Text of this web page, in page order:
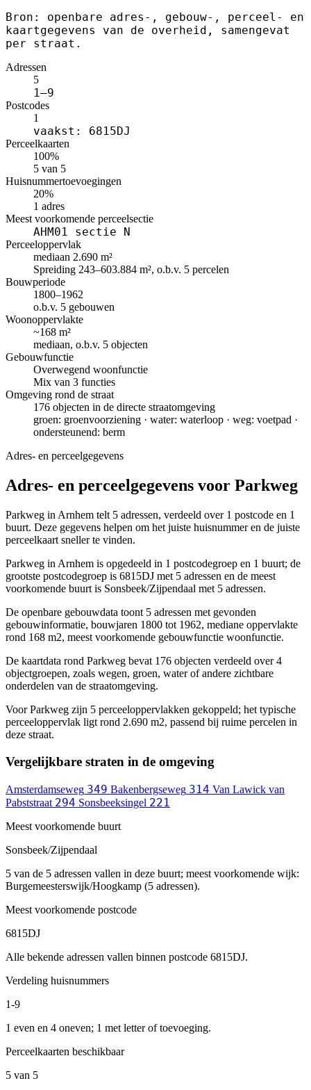
Bron: openbare adres-, gebouw-, perceel- en
kaartgegevens van de overheid, samengevat
per straat.
Adressen
5
1–9
Postcodes
1
vaakst: 6815DJ
Perceelkaarten
100%
5 van 5
Huisnummertoevoegingen
20%
1 adres
Meest voorkomende perceelsectie
AHM01 sectie N
Perceeloppervlak
mediaan 2.690 m²
Spreiding 243–603.884 m², o.b.v. 5 percelen
Bouwperiode
1800–1962
o.b.v. 5 gebouwen
Woonoppervlakte
~168 m²
mediaan, o.b.v. 5 objecten
Gebouwfunctie
Overwegend woonfunctie
Mix van 3 functies
Omgeving rond de straat
176 objecten in de directe straatomgeving
groen: groenvoorziening · water: waterloop · weg: voetpad ·
ondersteunend: berm
Adres- en perceelgegevens
Adres- en perceelgegevens voor Parkweg
Parkweg in Arnhem telt 5 adressen, verdeeld over 1 postcode en 1
buurt. Deze gegevens helpen om het juiste huisnummer en de juiste
perceelkaart sneller te vinden.
Parkweg in Arnhem is opgedeeld in 1 postcodegroep en 1 buurt; de
grootste postcodegroep is 6815DJ met 5 adressen en de meest
voorkomende buurt is Sonsbeek/Zijpendaal met 5 adressen.
De openbare gebouwdata toont 5 adressen met gevonden
gebouwinformatie, bouwjaren 1800 tot 1962, mediane oppervlakte
rond 168 m2, meest voorkomende gebouwfunctie woonfunctie.
De kaartdata rond Parkweg bevat 176 objecten verdeeld over 4
objectgroepen, zoals wegen, groen, water of andere zichtbare
onderdelen van de straatomgeving.
Voor Parkweg zijn 5 perceeloppervlakken gekoppeld; het typische
perceeloppervlak ligt rond 2.690 m2, passend bij ruime percelen in
deze straat.
Vergelijkbare straten in de omgeving
Amsterdamseweg 349 Bakenbergseweg 314 Van Lawick van
Pabststraat 294 Sonsbeeksingel 221
Meest voorkomende buurt
Sonsbeek/Zijpendaal
5 van de 5 adressen vallen in deze buurt; meest voorkomende wijk:
Burgemeesterswijk/Hoogkamp (5 adressen).
Meest voorkomende postcode
6815DJ
Alle bekende adressen vallen binnen postcode 6815DJ.
Verdeling huisnummers
1-9
1 even en 4 oneven; 1 met letter of toevoeging.
Perceelkaarten beschikbaar
5 van 5